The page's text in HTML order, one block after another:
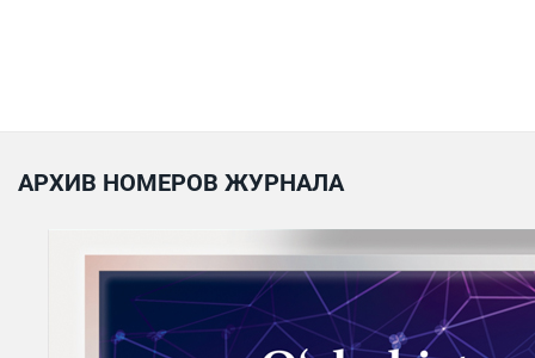
АРХИВ НОМЕРОВ ЖУРНАЛА